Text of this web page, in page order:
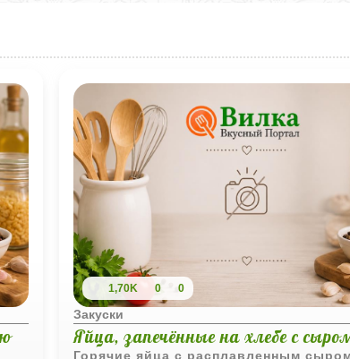
1,70K 0 0
Закуски
Яйца, запечённые на хлебе с
Горячие яйца с расплавленным